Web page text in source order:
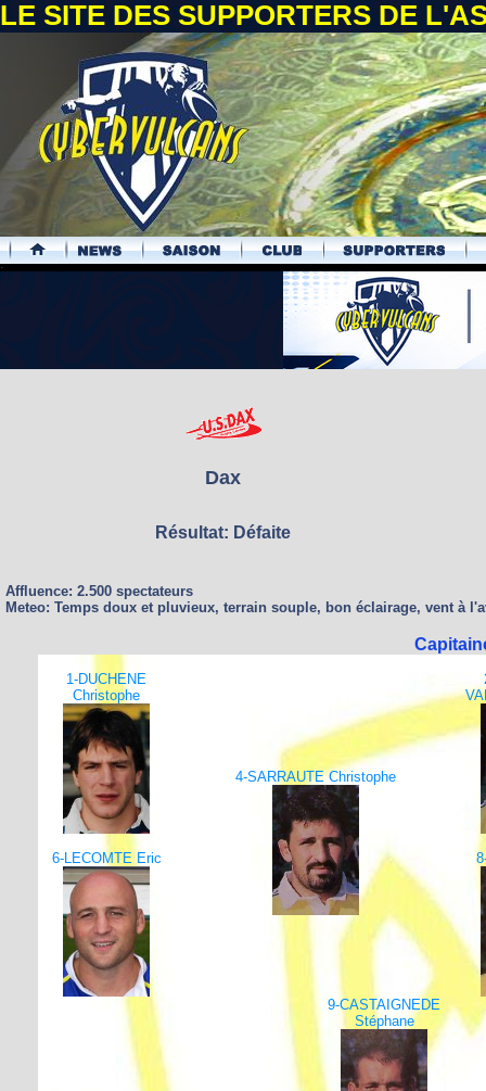
LE SITE DES SUPPORTERS DE
.
Dax
Résultat: Défaite
Affluence: 2.500 spectateurs
Meteo: Temps doux et pluvieux, terrain souple, bon éclairage, vent à
1-DUCHENE
Christophe
4-SARRAUTE Christophe
6-LECOMTE Eric
9-CASTAIGNEDE
Stéphane